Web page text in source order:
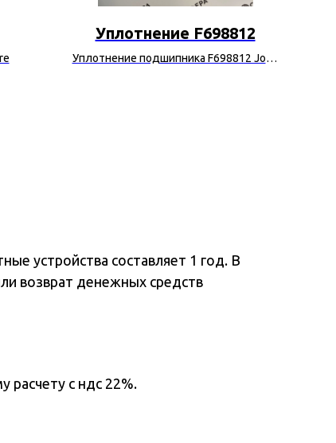
Уплотнение F698812
Уплотнение подшипника F698812 John
устройства составляет 1 год. В
возврат денежных средств
расчету с ндс 22%.